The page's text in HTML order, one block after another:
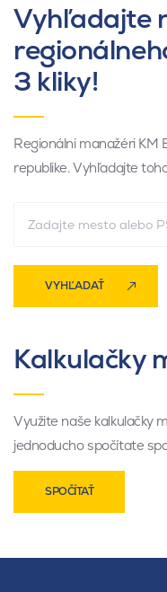
Vyhľadajte
3 kliky!
Regionálni manažéri KM
republike. Vyhľadajte
VYHĽADAŤ
Kalkulačky
Využite naše kalkulačky
jednoducho spočítate
SPOČÍTAŤ